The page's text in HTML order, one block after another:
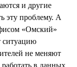
и другие
эту проблему. А
«Омский»
не меняют
в данных